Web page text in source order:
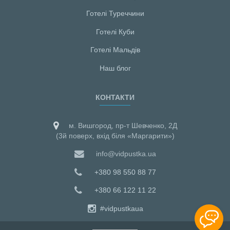
Готелі Туреччини
Готелі Куби
Готелі Мальдiв
Наш блог
КОНТАКТИ
м. Вишгород, пр-т Шевченко, 2Д
(3й поверх, вхід біля «Маргарити»)
info@vidpustka.ua
+380 98 550 88 77
+380 66 122 11 22
#vidpustkaua